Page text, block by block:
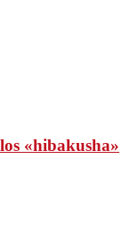
«hibakusha»